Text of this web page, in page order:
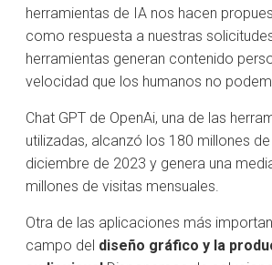
herramientas de IA nos hacen
como respuesta a nuestras
herramientas generan contenido
velocidad que los humanos no
Chat GPT de OpenAi, una de las
utilizadas, alcanzó los 180 millones
diciembre de 2023 y genera una
millones de visitas mensuales.
‌Otra de las aplicaciones más
campo del ‌diseño gráfico y la